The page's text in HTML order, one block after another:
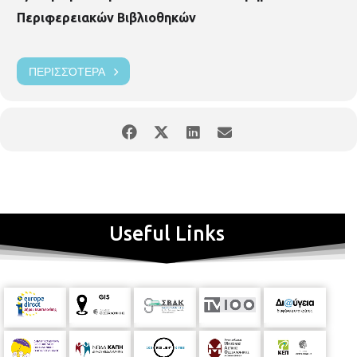
Περιφερειακών Βιβλιοθηκών
ΠΕΡΙΣΣΌΤΕΡΑ
Useful Links